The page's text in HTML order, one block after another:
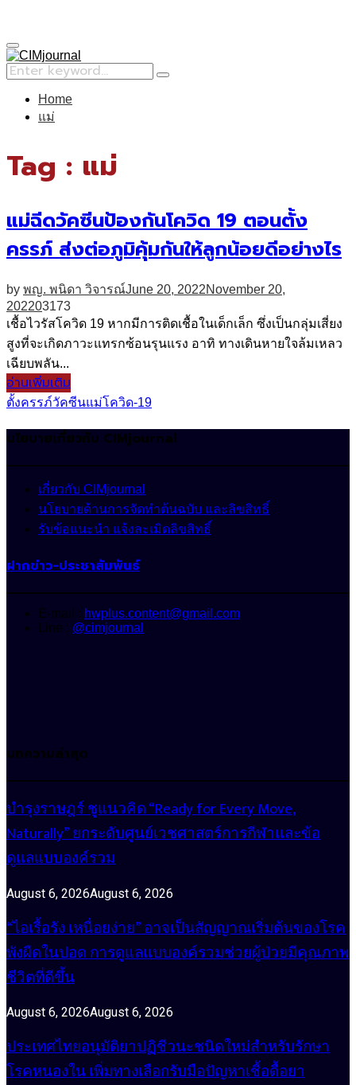
Primary
Menu
Search
for:
Search
Home
แม่
Tag : แม่
แม่ฉีดวัคซีนป้องกันโควิด 19 ตอนตั้ง
ครรภ์ ส่งต่อภูมิคุ้มกันให้ลูกน้อยดีอย่างไร
by พญ. พนิดา วิจารณ์June 20, 2022November 20,
202203173
เชื้อไวรัสโควิด 19 หากมีการติดเชื้อในเด็กเล็ก ซึ่งเป็นกลุ่มเสี่ยง
สูงที่จะเกิดภาวะแทรกซ้อนรุนแรง อาทิ ทางเดินหายใจล้มเหลว
เฉียบพลัน...
อ่านเพิ่มเติม
ตั้งครรภ์วัคซีนแม่โควิด-19
นโยบายเกี่ยวกับ CIMjournal
เกี่ยวกับ CIMjournal
นโยบายด้านการจัดทำต้นฉบับ และลิขสิทธิ์
รับข้อแนะนำ แจ้งละเมิดลิขสิทธิ์
ฝากข่าว-ประชาสัมพันธ์
E-mail : hwplus.content@gmail.com
Line : @cimjournal
บทความล่าสุด
บำรุงราษฎร์ ชูแนวคิด “Ready for Every Move,
Naturally” ยกระดับศูนย์เวชศาสตร์การกีฬาและข้อ
ดูแลแบบองค์รวม
August 6, 2026August 6, 2026
“ไอเรื้อรัง เหนื่อยง่าย” อาจเป็นสัญญาณเริ่มต้นของโรค
พังผืดในปอด การดูแลแบบองค์รวมช่วยผู้ป่วยมีคุณภาพ
ชีวิตที่ดีขึ้น
August 6, 2026August 6, 2026
ประเทศไทยอนุมัติยาปฏิชีวนะชนิดใหม่สำหรับรักษา
โรคหนองใน เพิ่มทางเลือกรับมือปัญหาเชื้อดื้อยา